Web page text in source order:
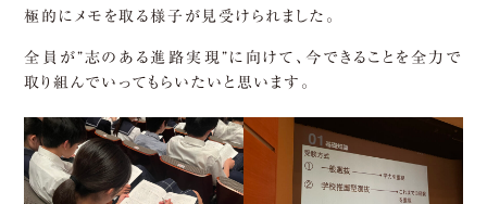
極的にメモを取る様子が見受けられました。
全員が”志のある進路実現”に向けて、今できることを全力で
取り組んでいってもらいたいと思います。